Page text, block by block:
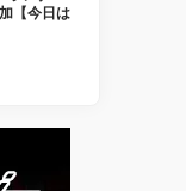
【今日は